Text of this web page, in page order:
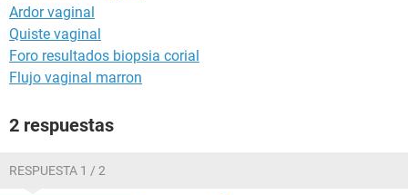
Ardor vaginal
Quiste vaginal
Foro resultados biopsia corial
Flujo vaginal marron
2 respuestas
RESPUESTA 1 / 2